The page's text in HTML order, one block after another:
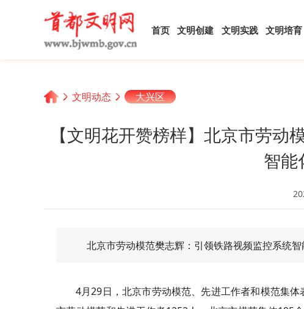
首页 文明创建 文明实践 文明培育
文明动态 大兴区
【文明花开赞榜样】北京市劳
智能
北京市劳动模范樊志辉：引领铁路视频监控系统智
4月29日，北京市劳动模范、先进工作者和模范集